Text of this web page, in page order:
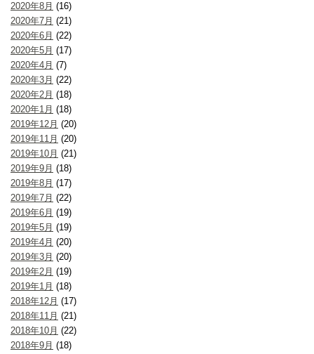
2020年8月 (16)
2020年7月 (21)
2020年6月 (22)
2020年5月 (17)
2020年4月 (7)
2020年3月 (22)
2020年2月 (18)
2020年1月 (18)
2019年12月 (20)
2019年11月 (20)
2019年10月 (21)
2019年9月 (18)
2019年8月 (17)
2019年7月 (22)
2019年6月 (19)
2019年5月 (19)
2019年4月 (20)
2019年3月 (20)
2019年2月 (19)
2019年1月 (18)
2018年12月 (17)
2018年11月 (21)
2018年10月 (22)
2018年9月 (18)